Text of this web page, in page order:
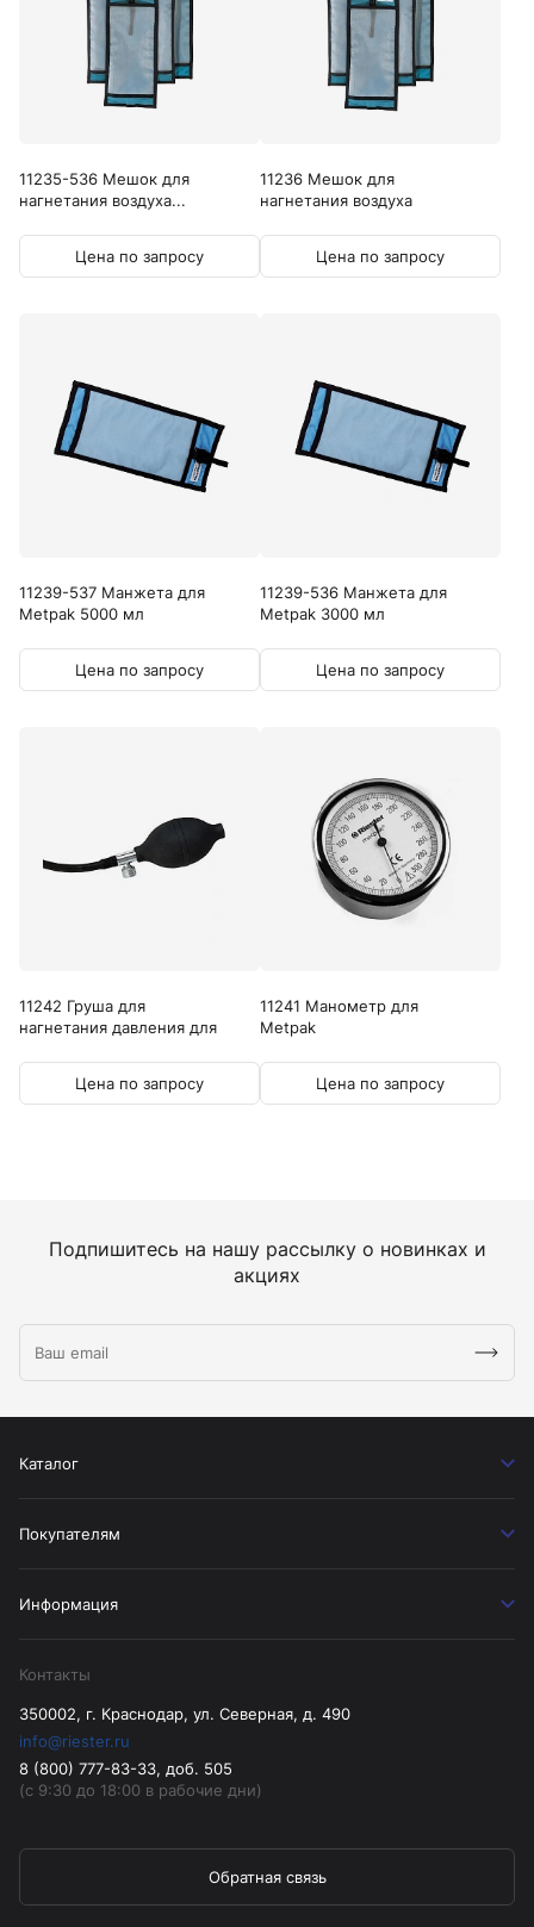
11235-536 Мешок для
нагнетания воздуха...
Цена по запросу
11236 Мешок для
нагнетания воздуха
Цена по запросу
11239-537 Манжета для
Metpak 5000 мл
Цена по запросу
11239-536 Манжета для
Metpak 3000 мл
Цена по запросу
11242 Груша для
нагнетания давления для
Цена по запросу
11241 Манометр для
Metpak
Цена по запросу
Подпишитесь на нашу рассылку о новинках и
акциях
Каталог
Покупателям
Информация
Контакты
350002, г. Краснодар, ул. Северная, д. 490
info@riester.ru
8 (800) 777-83-33, доб. 505
(с 9:30 до 18:00 в рабочие дни)
Обратная связь